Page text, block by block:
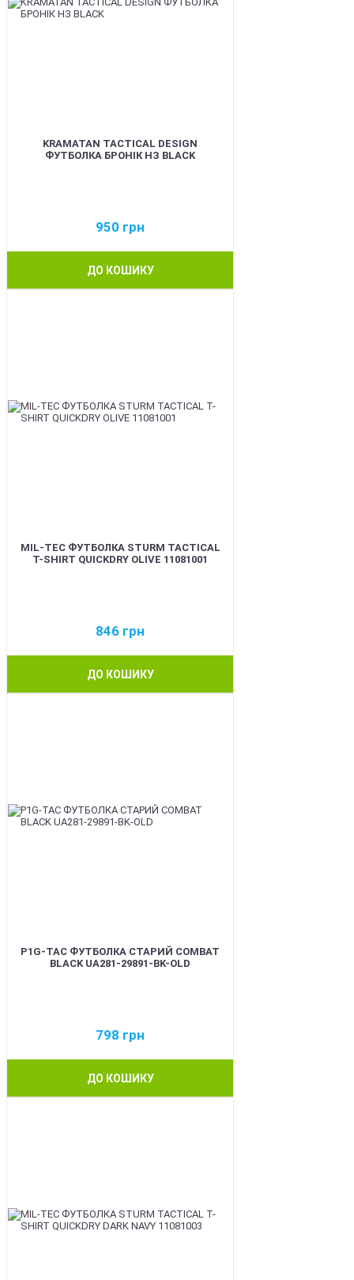
KRAMATAN TACTICAL DESIGN
ФУТБОЛКА БРОНІК НЗ BLACK
950 грн
ДО КОШИКУ
MIL-TEC ФУТБОЛКА STURM TACTICAL
T-SHIRT QUICKDRY OLIVE 11081001
846 грн
ДО КОШИКУ
P1G-TAC ФУТБОЛКА СТАРИЙ COMBAT
BLACK UA281-29891-BK-OLD
798 грн
ДО КОШИКУ